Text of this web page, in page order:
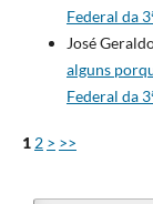
Federal da
José
alguns
Federal da
1 2 > >>